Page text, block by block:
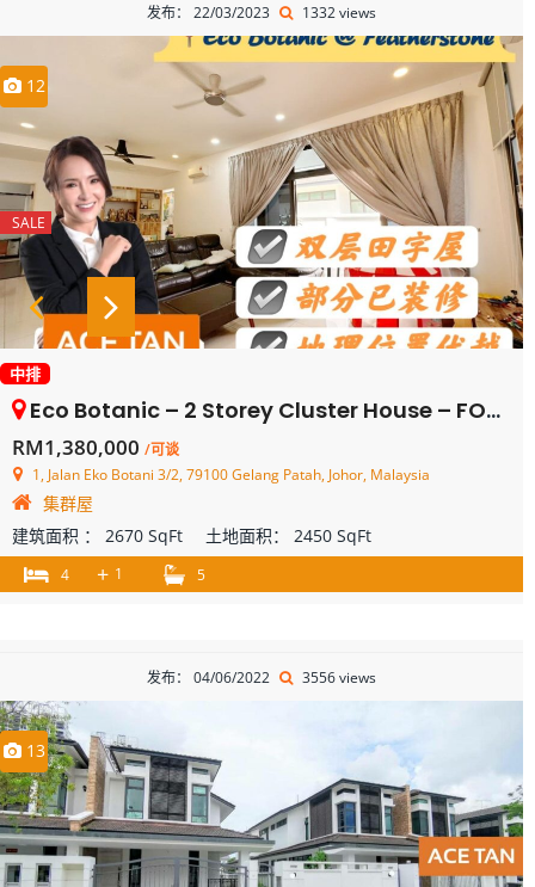
发布： 22/03/2023 1332 views
12
SALE
中排
Eco Botanic – 2 Storey Cluster House – FOR SALE
RM1,380,000 /可谈
1, Jalan Eko Botani 3/2, 79100 Gelang Patah, Johor, Malaysia
集群屋
建筑面积 ： 2670 SqFt 土地面积： 2450 SqFt
4 + 1 5
发布： 04/06/2022 3556 views
13